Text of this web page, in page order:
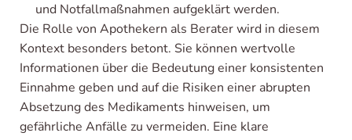
und Notfallmaßnahmen aufgeklärt werden.
Die Rolle von Apothekern als Berater wird in diesem
Kontext besonders betont. Sie können wertvolle
Informationen über die Bedeutung einer konsistenten
Einnahme geben und auf die Risiken einer abrupten
Absetzung des Medikaments hinweisen, um
gefährliche Anfälle zu vermeiden. Eine klare